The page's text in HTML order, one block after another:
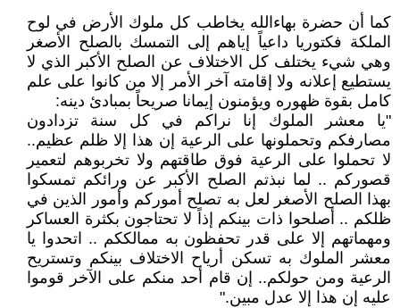
كما أن حضرة بهاءالله يخاطب كل ملوك الأرض في لوح
الملكة فكتوريا داعياً إياهم إلى التمسك بالصلح الأصغر
وهي شيء يختلف كل الاختلاف عن الصلح الأكبر الذي لا
يستطيع إعلانه ولا إقامته آخر الأمر إلا من كانوا على علم
كامل بقوة ظهوره ويؤمنون إيمانا صريحاً بمبادئ دينه:
"يا معشر الملوك إنا نراكم في كل سنة تزدادون
مصارفكم وتحملونها على الرعية إن هذا إلا ظلم عظيم..
لا تحملوا على الرعية فوق طاقتهم ولا تخربوهم لتعمير
قصوركم .. لما نبذتم الصلح الأكبر عن ورائكم تمسكوا
بهذا الصلح الأصغر لعل به تصلح أموركم وأمور الذين في
ظلكم .. أصلحوا ذات بينكم إذاً لا تحتاجون بكثرة العساكر
ومهماتهم إلا على قدر تحفظون به ممالككم .. اتحدوا يا
معشر الملوك به تسكن أرياح الاختلاف بينكم وتستريح
الرعية ومن حولكم.. إن قام أحد منكم على الآخر قوموا
عليه إن هذا إلا عدل مبين."